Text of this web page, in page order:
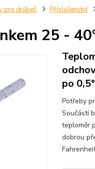
pro drůbež Příslušenství
25 -
po
Potřeby
Součástí
teploměr
dobrou